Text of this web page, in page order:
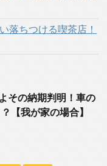
落ちつける喫茶店！
その納期判明！車の
【我が家の場合】